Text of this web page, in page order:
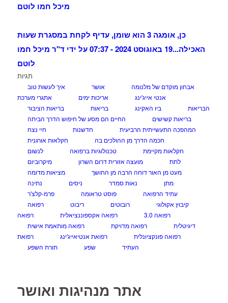
מיכל חמו לוטם
כן, אומגה 3 הוא שומן, עדיף לקחת במסגרת שעות
האכילה...
19 באוגוסט 2024 - 07:37 על ידי ד"ר מיכל חמו
לוטם
תגיות
אבחון מוקדם של מלנומה אושר
איך לעשות טוב
אנטי אייג'ינג
אריכות ימים
אתגרי מערכת
הבריאות
ביו האקינג בריאות
בריאות הציבור
בריאות קשישים
החיים הם מסע של חיפוש הדרך הביתה
המהפכה התעשייתית הרביעית
חדשנות
חיי נצח
חכמה הדרך מן ההולכים בה
חקלאות אורגנית
חקלאות מקיימת
טכנולוגיות ברפואה
לנשום
לתת
מועצה אזורית דרום השרון
מיקרוביום
מעט מן האור דוחה הרבה מן החושך
מציאות מדומה
מתן
נאות סמדר ניסים
נתינה
עתיד הרפואה
פוסט טראומה
פרמ-קלצ'ר
קיבוץ אקולוגי
רובוטים ריבוט
רפואה
רפואה 3.0
רפואה אקספוננציאלית
רפואה
דיגיטלית
רפואה מדויקת
רפואה מותאמת אישית
רפואה פונקציונלית
רפואת אנטיאייג'ינג
רפואת
העתיד
שפע תורת השפע
אתר מנהיגות ואושר